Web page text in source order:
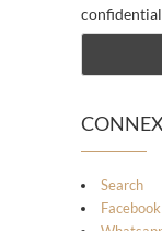
Search
Facebook